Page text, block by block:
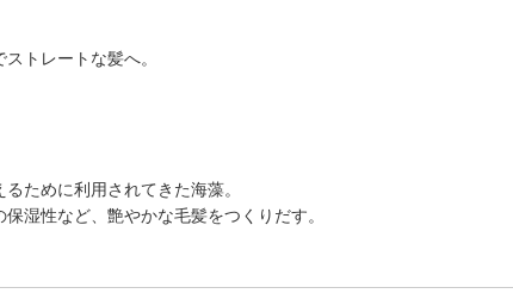
トレートな髪へ。
ために利用されてきた海藻。
湿性など、艶やかな毛髪をつくりだす。